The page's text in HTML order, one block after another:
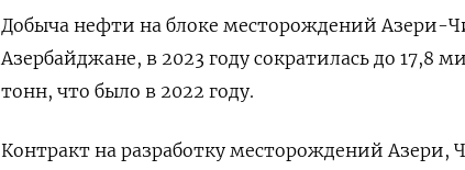
Добыча нефти на блоке месторождений Азери-
Азербайджане, в 2023 году сократилась до 17,8
тонн, что было в 2022 году.
Контракт на разработку месторождений Азери,